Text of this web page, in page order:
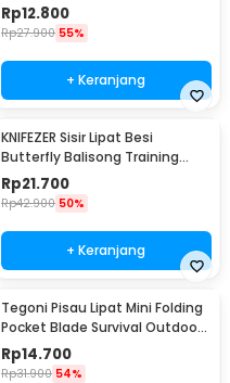
Survival - W46
Rp12.800
Rp27.900 55%
+ Keranjang
KNIFEZER Sisir Lipat Besi
Butterfly Balisong Training
Knife 220mm - JL07
Rp21.700
Rp42.900 50%
+ Keranjang
Tegoni Pisau Lipat Mini Folding
Pocket Blade Survival Outdoor
Knife - EO02732
Rp14.700
Rp31.900 54%